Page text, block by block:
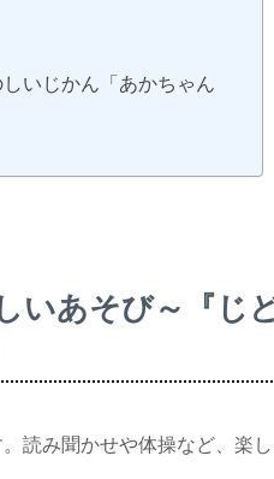
いじかん「あかちゃん
いあそび～『じ
読み聞かせや体操など、楽